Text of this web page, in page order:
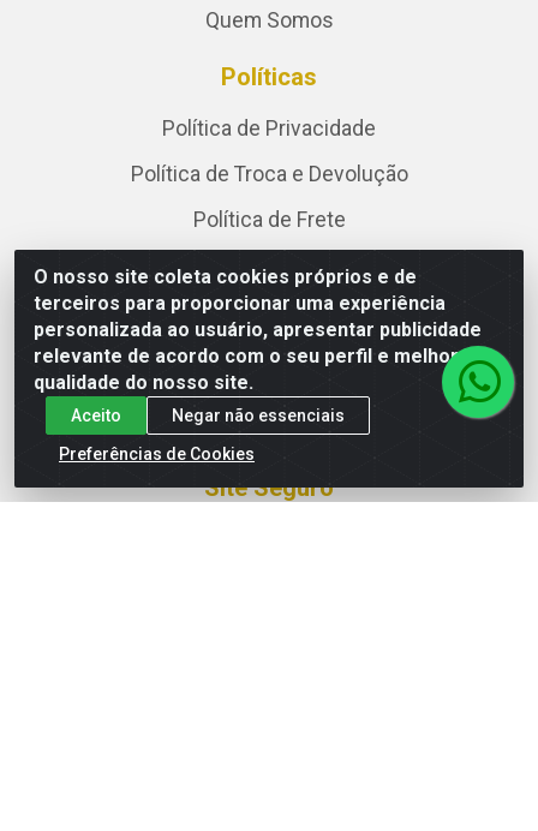
O nosso site coleta cookies próprios e de
terceiros para proporcionar uma experiência
personalizada ao usuário, apresentar publicidade
relevante de acordo com o seu perfil e melhorar a
qualidade do nosso site.
Aceito
Negar não essenciais
Preferências de Cookies
Quem Somos
Políticas
Política de Privacidade
Política de Troca e Devolução
Política de Frete
Política de Retirada
Trabalhe Conosco
Formas de Pagamento
Site Seguro